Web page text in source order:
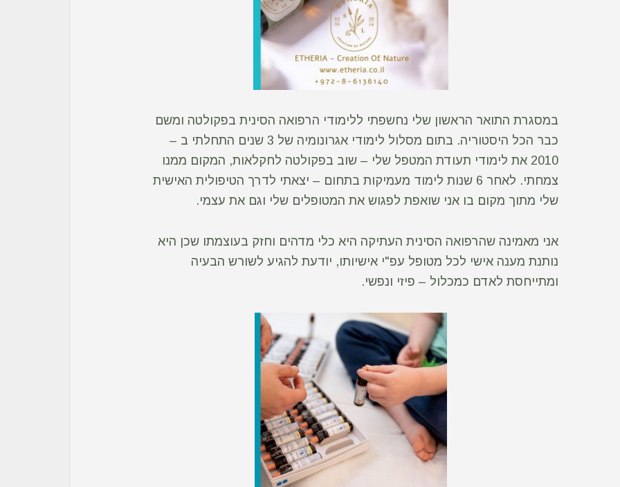
במסגרת התואר הראשון שלי נחשפתי ללימודי הרפואה הסינית בפקולטה ומשם
כבר הכל היסטוריה. בתום מסלול לימודי אגרונומיה של 3 שנים התחלתי ב –
2010 את לימודי תעודת המטפל שלי – שוב בפקולטה לחקלאות, המקום ממנו
צמחתי. לאחר 6 שנות לימוד מעמיקות בתחום – יצאתי לדרך הטיפולית האישית
שלי מתוך מקום בו אני שואפת לפגוש את המטופלים שלי וגם את עצמי.
אני מאמינה שהרפואה הסינית העתיקה היא כלי מדהים וחזק בעוצמתו שכן היא
נותנת מענה אישי לכל מטופל עפ"י אישיותו, יודעת להגיע לשורש הבעיה
ומתייחסת לאדם כמכלול – פיזי ונפשי.